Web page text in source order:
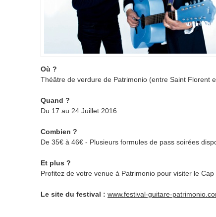
Où ?
Théâtre de verdure de Patrimonio (entre Saint Florent
Quand ?
Du 17 au 24 Juillet 2016
Combien ?
De 35€ à 46€ - Plusieurs formules de pass soirées
Et plus ?
Profitez de votre venue à Patrimonio pour visiter le Cap
Le site du festival : www.festival-guitare-